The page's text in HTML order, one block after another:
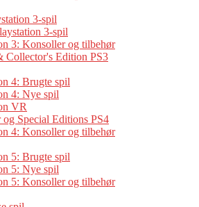
3-spil
3-spil
3: Konsoller og tilbehør
Collector's Edition PS3
4: Brugte spil
4: Nye spil
VR
Special Editions PS4
4: Konsoller og tilbehør
5: Brugte spil
5: Nye spil
5: Konsoller og tilbehør